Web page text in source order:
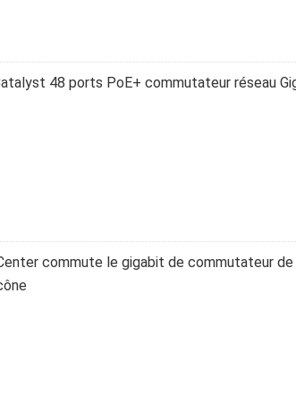
48 ports PoE+ commutateur réseau
commute le gigabit de commutateur de